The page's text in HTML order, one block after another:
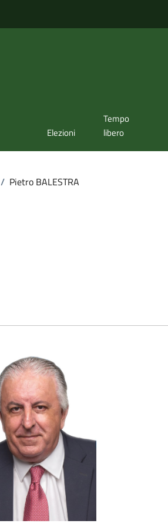
Elezioni
Tempo
libero
/ Pietro BALESTRA